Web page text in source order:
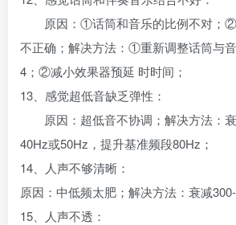
原因：①话筒和音乐的比例不对；②
不正确；解决方法：①重新调整话筒与
4；②减小效果器预延 时时间；
13、感觉超低音缺乏弹性：
原因：超低音不协调；解决方法：
40Hz或50Hz，提升基准频段80Hz；
14、人声不够清晰：
原因：中低频太肥；解决方法：衰减300-
15、人声不透：